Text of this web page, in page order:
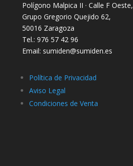
Polígono Malpica II · Calle F Oeste,
Grupo Gregorio Quejido 62,
50016 Zaragoza
Tel.: 976 57 42 96
Email: sumiden@sumiden.es
Política de Privacidad
Aviso Legal
Condiciones de Venta